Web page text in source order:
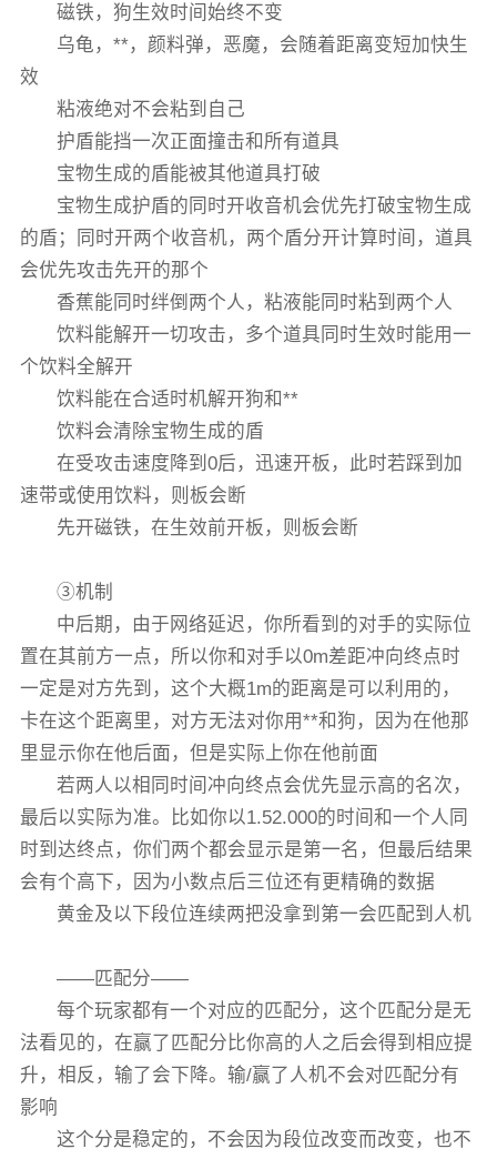
磁铁，狗生效时间始终不变
乌龟，**，颜料弹，恶魔，会随着距离变短加快生
效
粘液绝对不会粘到自己
护盾能挡一次正面撞击和所有道具
宝物生成的盾能被其他道具打破
宝物生成护盾的同时开收音机会优先打破宝物生成
的盾；同时开两个收音机，两个盾分开计算时间，道具
会优先攻击先开的那个
香蕉能同时绊倒两个人，粘液能同时粘到两个人
饮料能解开一切攻击，多个道具同时生效时能用一
个饮料全解开
饮料能在合适时机解开狗和**
饮料会清除宝物生成的盾
在受攻击速度降到0后，迅速开板，此时若踩到加
速带或使用饮料，则板会断
先开磁铁，在生效前开板，则板会断
③机制
中后期，由于网络延迟，你所看到的对手的实际位
置在其前方一点，所以你和对手以0m差距冲向终点时
一定是对方先到，这个大概1m的距离是可以利用的，
卡在这个距离里，对方无法对你用**和狗，因为在他那
里显示你在他后面，但是实际上你在他前面
若两人以相同时间冲向终点会优先显示高的名次，
最后以实际为准。比如你以1.52.000的时间和一个人同
时到达终点，你们两个都会显示是第一名，但最后结果
会有个高下，因为小数点后三位还有更精确的数据
黄金及以下段位连续两把没拿到第一会匹配到人机
——匹配分——
每个玩家都有一个对应的匹配分，这个匹配分是无
法看见的，在赢了匹配分比你高的人之后会得到相应提
升，相反，输了会下降。输/赢了人机不会对匹配分有
影响
这个分是稳定的，不会因为段位改变而改变，也不